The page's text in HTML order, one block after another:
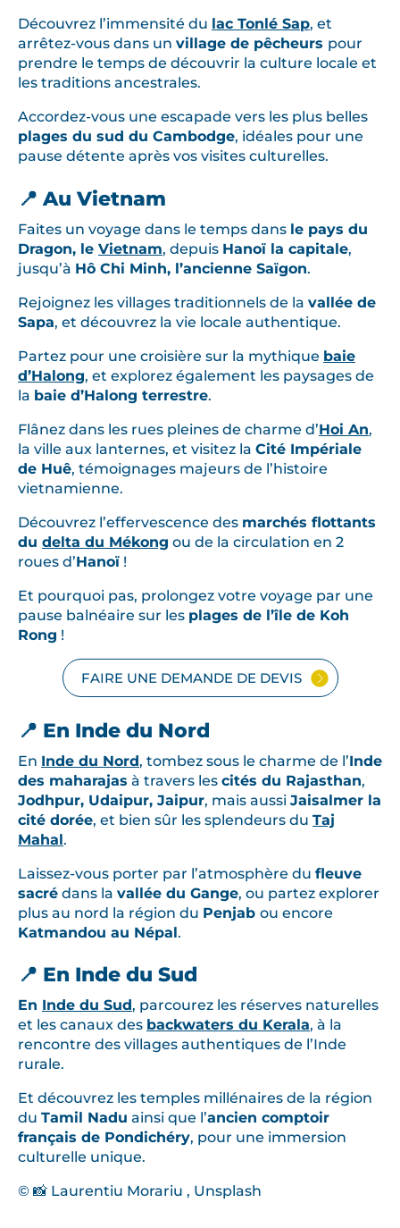
Découvrez l’immensité du lac Tonlé Sap, et
arrêtez-vous dans un village de pêcheurs pour
prendre le temps de découvrir la culture locale et
les traditions ancestrales.
Accordez-vous une escapade vers les plus belles
plages du sud du Cambodge, idéales pour une
pause détente après vos visites culturelles.
📍 Au Vietnam
Faites un voyage dans le temps dans le pays du
Dragon, le Vietnam, depuis Hanoï la capitale,
jusqu’à Hô Chi Minh, l’ancienne Saïgon.
Rejoignez les villages traditionnels de la vallée de
Sapa, et découvrez la vie locale authentique.
Partez pour une croisière sur la mythique baie
d’Halong, et explorez également les paysages de
la baie d’Halong terrestre.
Flânez dans les rues pleines de charme d’Hoi An,
la ville aux lanternes, et visitez la Cité Impériale
de Huê, témoignages majeurs de l’histoire
vietnamienne.
Découvrez l’effervescence des marchés flottants
du delta du Mékong ou de la circulation en 2
roues d’Hanoï !
Et pourquoi pas, prolongez votre voyage par une
pause balnéaire sur les plages de l’île de Koh
Rong !
FAIRE UNE DEMANDE DE DEVIS
📍 En Inde du Nord
En Inde du Nord, tombez sous le charme de l’Inde
des maharajas à travers les cités du Rajasthan,
Jodhpur, Udaipur, Jaipur, mais aussi Jaisalmer la
cité dorée, et bien sûr les splendeurs du Taj
Mahal.
Laissez-vous porter par l’atmosphère du fleuve
sacré dans la vallée du Gange, ou partez explorer
plus au nord la région du Penjab ou encore
Katmandou au Népal.
📍 En Inde du Sud
En Inde du Sud, parcourez les réserves naturelles
et les canaux des backwaters du Kerala, à la
rencontre des villages authentiques de l’Inde
rurale.
Et découvrez les temples millénaires de la région
du Tamil Nadu ainsi que l’ancien comptoir
français de Pondichéry, pour une immersion
culturelle unique.
© 📸 Laurentiu Morariu , Unsplash